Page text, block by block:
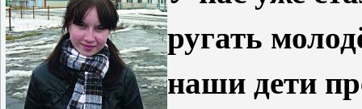
ругать
наши дети